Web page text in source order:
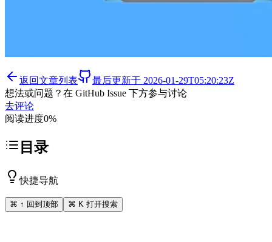
返回文章列表 最后更新于 2026-01-29T05:20:23Z
想法或问题？在 GitHub Issue 下方参与讨论
去评论
阅读进度0%
目录
快捷导航
⌘ ↑ 回到顶部 ⌘ K 打开搜索